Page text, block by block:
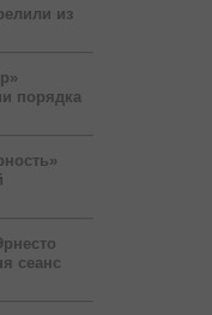
из
порядка
сеанс